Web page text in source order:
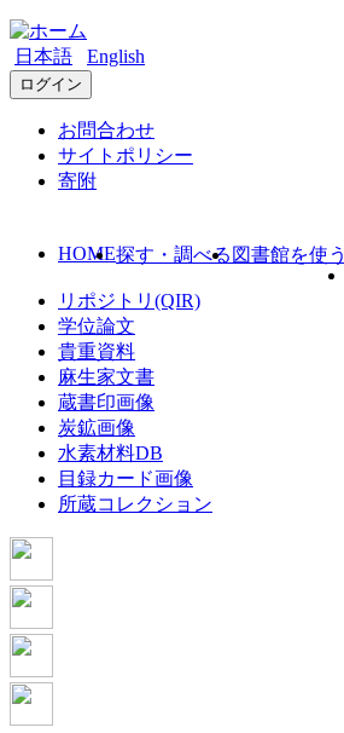
日本語 English
ログイン
お問合わせ
サイトポリシー
寄附
HOME探す・調べる 図書館を使う
リポジトリ(QIR)
学位論文
貴重資料
麻生家文書
蔵書印画像
炭鉱画像
水素材料DB
目録カード画像
所蔵コレクション